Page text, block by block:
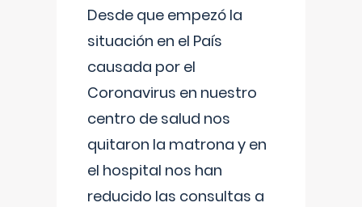
Desde que empezó la
situación en el País
causada por el
Coronavirus en nuestro
centro de salud nos
quitaron la matrona y en
el hospital nos han
reducido las consultas a